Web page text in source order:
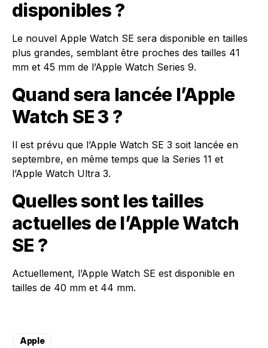
disponibles ?
Le nouvel Apple Watch SE sera disponible en tailles
plus grandes, semblant être proches des tailles 41
mm et 45 mm de l’Apple Watch Series 9.
Quand sera lancée l’Apple
Watch SE 3 ?
Il est prévu que l’Apple Watch SE 3 soit lancée en
septembre, en même temps que la Series 11 et
l’Apple Watch Ultra 3.
Quelles sont les tailles
actuelles de l’Apple Watch
SE ?
Actuellement, l’Apple Watch SE est disponible en
tailles de 40 mm et 44 mm.
Apple